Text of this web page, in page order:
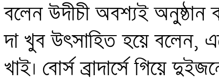
বলেন উদীচী অবশ্যই অনুষ্ঠান
দা খুব উৎসাহিত হয়ে বলেন,
খাই। বোর্স ব্রাদার্সে গিয়ে